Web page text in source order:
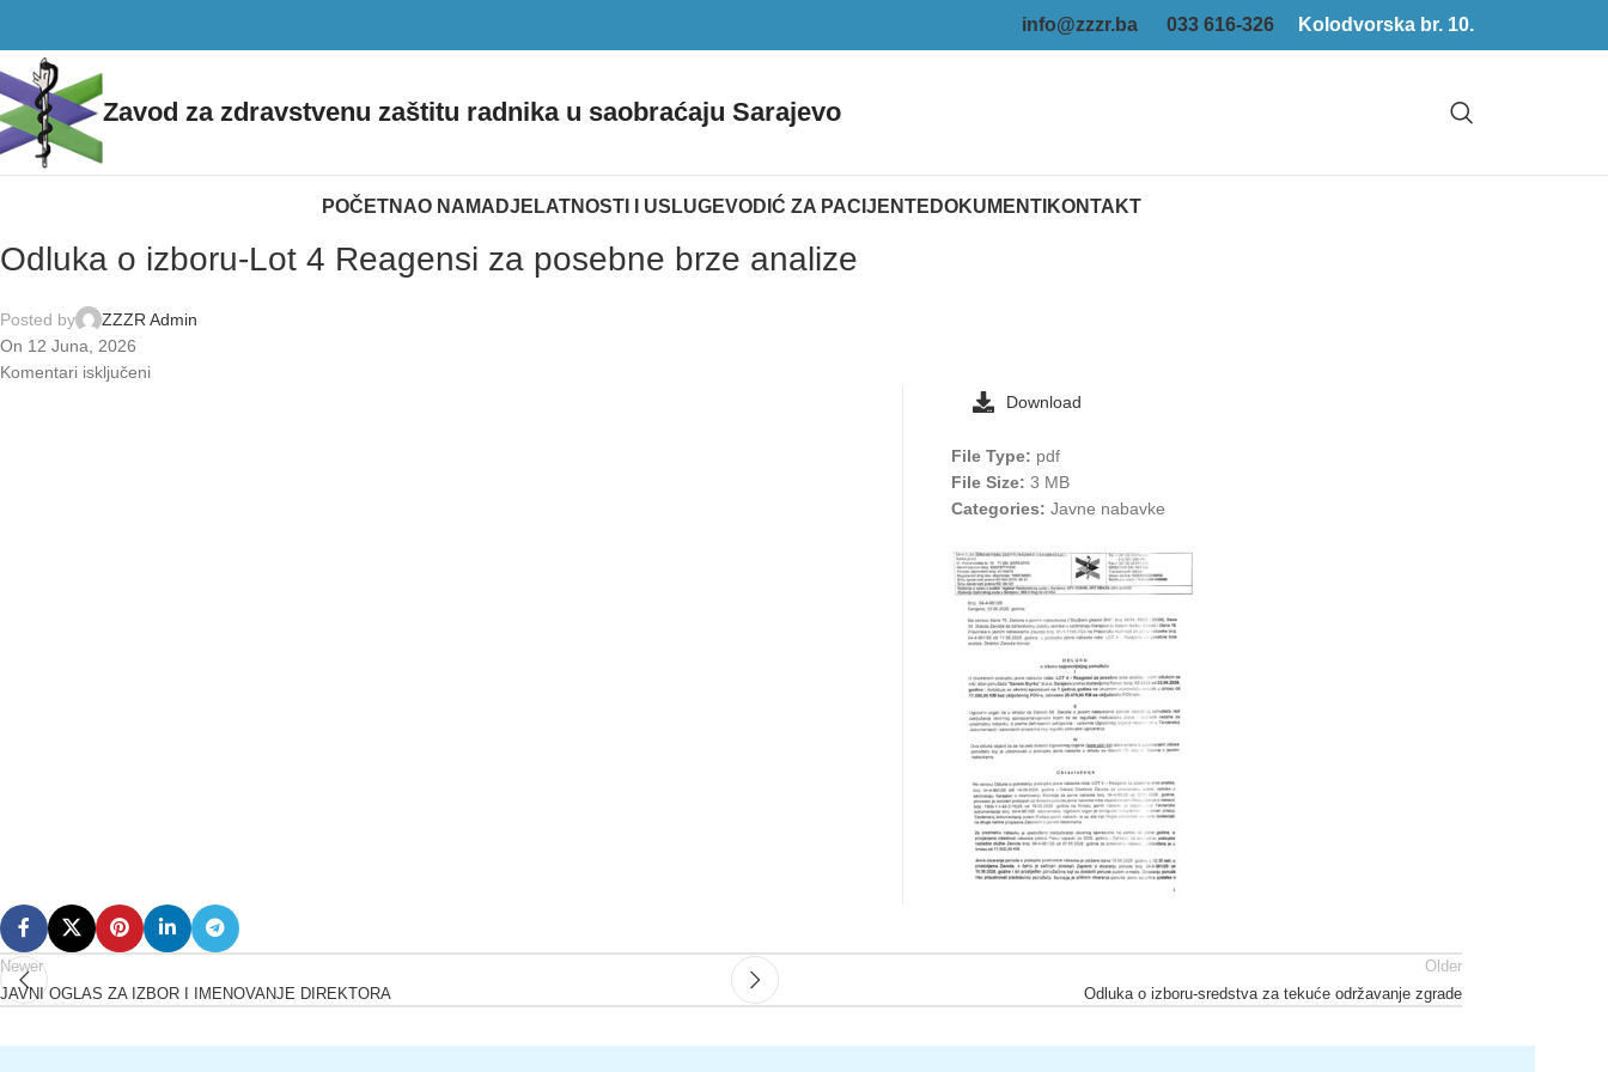
info@zzzr.ba 033 616-326 Kolodvorska br. 10.
Zavod za zdravstvenu zaštitu radnika u saobraćaju Sarajevo
POČETNAO NAMA DJELATNOSTI I USLUGEVODIĆ ZA PACIJENTE DOKUMENTI KONTAKT
Odluka o izboru-Lot 4 Reagensi za posebne brze analize
Posted by
ZZZR Admin
On 12 Juna, 2026
Komentari isključeni
Download
File Type: pdf
File Size:3 MB
Categories:Javne nabavke
Newer
JAVNI OGLAS ZA IZBOR I IMENOVANJE DIREKTORA
Older
Odluka o izboru-sredstva za tekuće održavanje zgrade